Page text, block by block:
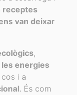
receptes
van deixar
,
energies
cos i a
. És com